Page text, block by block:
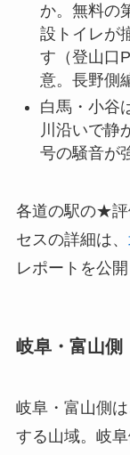
か。無料の
設トイレが
す（登山口
意。長野側
白馬・小谷
川沿いで静
号の騒音が
各道の駅の★評
セスの詳細は、
レポートを公開
岐阜・富山側
岐阜・富山側
する山域。岐